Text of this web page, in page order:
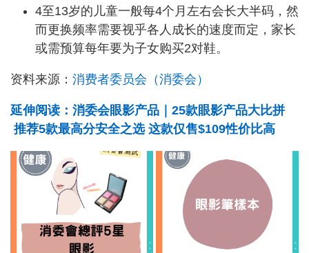
4至13岁的儿童一般每4个月左右会长大半码，然
而更换频率需要视乎各人成长的速度而定，家长
或需预算每年要为子女购买2对鞋。
资料来源： 消费者委员会（消委会）
延伸阅读：消委会眼影产品｜25款眼影产品大比拼
推荐5款最高分安全之选 这款仅售$109性价比高